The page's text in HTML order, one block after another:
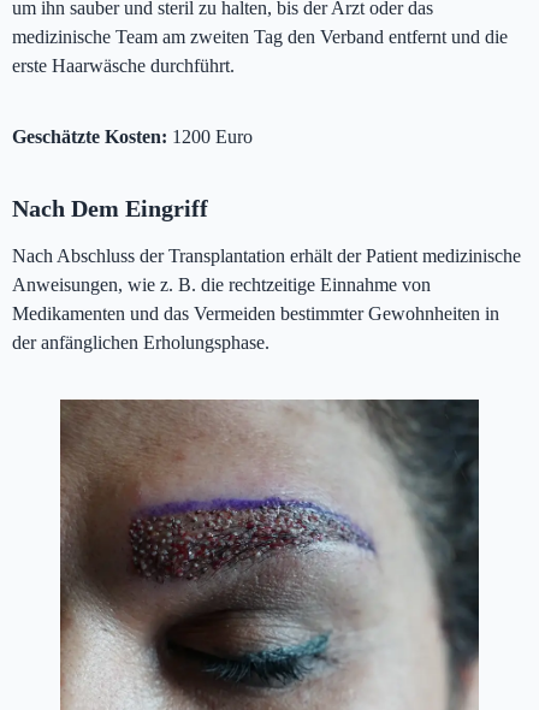
um ihn sauber und steril zu halten, bis der Arzt oder das
medizinische Team am zweiten Tag den Verband entfernt und die
erste Haarwäsche durchführt.
Geschätzte Kosten: 1200 Euro
Nach Dem Eingriff
Nach Abschluss der Transplantation erhält der Patient medizinische
Anweisungen, wie z. B. die rechtzeitige Einnahme von
Medikamenten und das Vermeiden bestimmter Gewohnheiten in
der anfänglichen Erholungsphase.